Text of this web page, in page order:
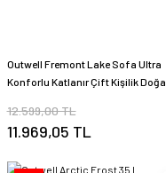
Outwell Fremont Lake Sofa Ultra
Konforlu Katlanır Çift Kişilik Doğa
12.599,00 TL
11.969,05 TL